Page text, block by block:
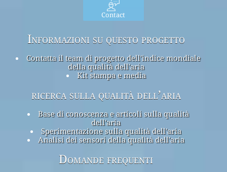
Contact
Informazioni su questo progetto
Contatta il team di progetto dell'indice mondiale
della qualità dell'aria
Kit stampa e media
ricerca sulla qualità dell’aria
Base di conoscenza e articoli sulla qualità
dell'aria
Sperimentazione sulla qualità dell'aria
Analisi dei sensori della qualità dell'aria
Domande frequenti